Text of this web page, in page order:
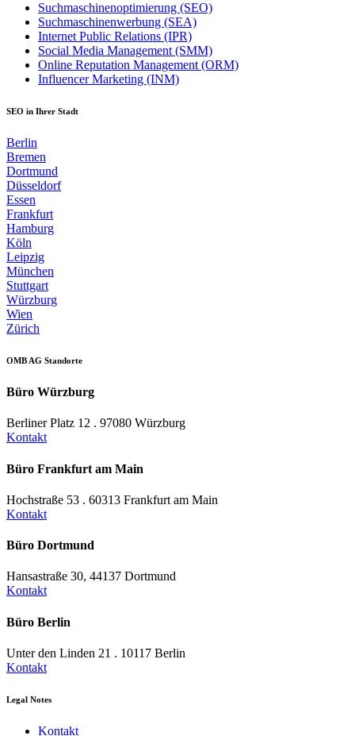
Suchmaschinenoptimierung (SEO)
Suchmaschinenwerbung (SEA)
Internet Public Relations (IPR)
Social Media Management (SMM)
Online Reputation Management (ORM)
Influencer Marketing (INM)
SEO in Ihrer Stadt
Berlin
Bremen
Dortmund
Düsseldorf
Essen
Frankfurt
Hamburg
Köln
Leipzig
München
Stuttgart
Würzburg
Wien
Zürich
OMB AG Standorte
Büro Würzburg
Berliner Platz 12 . 97080 Würzburg
Kontakt
Büro Frankfurt am Main
Hochstraße 53 . 60313 Frankfurt am Main
Kontakt
Büro Dortmund
Hansastraße 30, 44137 Dortmund
Kontakt
Büro Berlin
Unter den Linden 21 . 10117 Berlin
Kontakt
Legal Notes
Kontakt